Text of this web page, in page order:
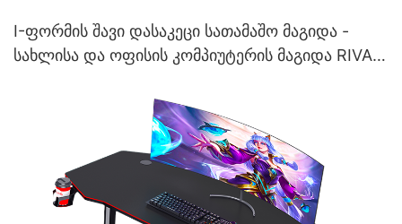
I-ფორმის შავი დასაკეცი სათამაშო მაგიდა -
სახლისა და ოფისის კომპიუტერის მაგიდა RIVAL